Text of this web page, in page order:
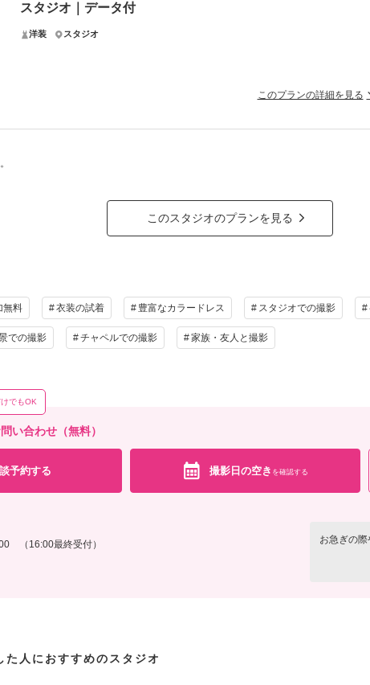
スタジオ｜データ付
洋装 スタジオ
このプランの詳細を見る
犬・猫・ウサギ・モルモットなどなど撮影実績多数！大切な家族と
ゲージ、ペットシート、お水、おやつなどはご持参ください☆
小物一式 アルバム データ 100カット
会食 挙式 家族と撮影
撮影代、納品データ100カット、撮影時フォロースタッフ付き、ドレス１着、タキシー
ご新婦様のヘアセット＆メイク、ペット１匹写りこみ
相談予約する
このスタジオのプランを見る
無料 衣装の試着 豊富なカラードレス スタジオでの撮影
での撮影 チャペルでの撮影 家族・友人と撮影
い合わせ（無料）
でもOK
予約する 撮影日の空き を確認する
（16:00最終受付）
お急ぎの際
人におすすめのスタジオ